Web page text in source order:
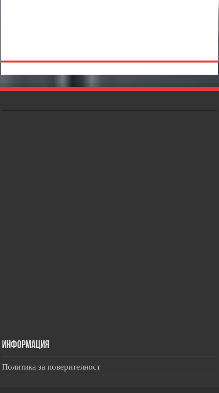
Информация
Политика за поверителност